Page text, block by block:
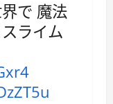
で 魔法
ライム